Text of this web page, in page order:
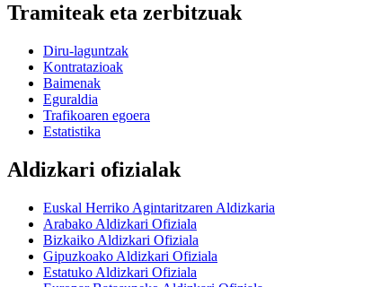
Tramiteak eta zerbitzuak
Diru-laguntzak
Kontratazioak
Baimenak
Eguraldia
Trafikoaren egoera
Estatistika
Aldizkari ofizialak
Euskal Herriko Agintaritzaren Aldizkaria
Arabako Aldizkari Ofiziala
Bizkaiko Aldizkari Ofiziala
Gipuzkoako Aldizkari Ofiziala
Estatuko Aldizkari Ofiziala